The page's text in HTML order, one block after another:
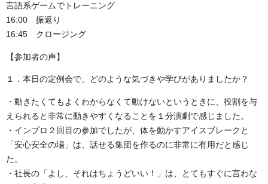
言語系ゲームでトレーニング
16:00 振返り
16:45 クロージング
【参加者の声】
１．本日の定例会で、どのような気づきや学びがありましたか？
・動きたくてもよくわからなくて動けないというときに、役割を与
えられると非常に動きやすくなることを１分演劇で感じました。
・インプロ２回目の参加でしたが、体を動かすアイスブレークと
「安心安全の場」は、話せる集団を作るのに非常に有用だと感じ
た。
・社長の「よし、それはちょうどいい！」は、とてもすぐに言わな